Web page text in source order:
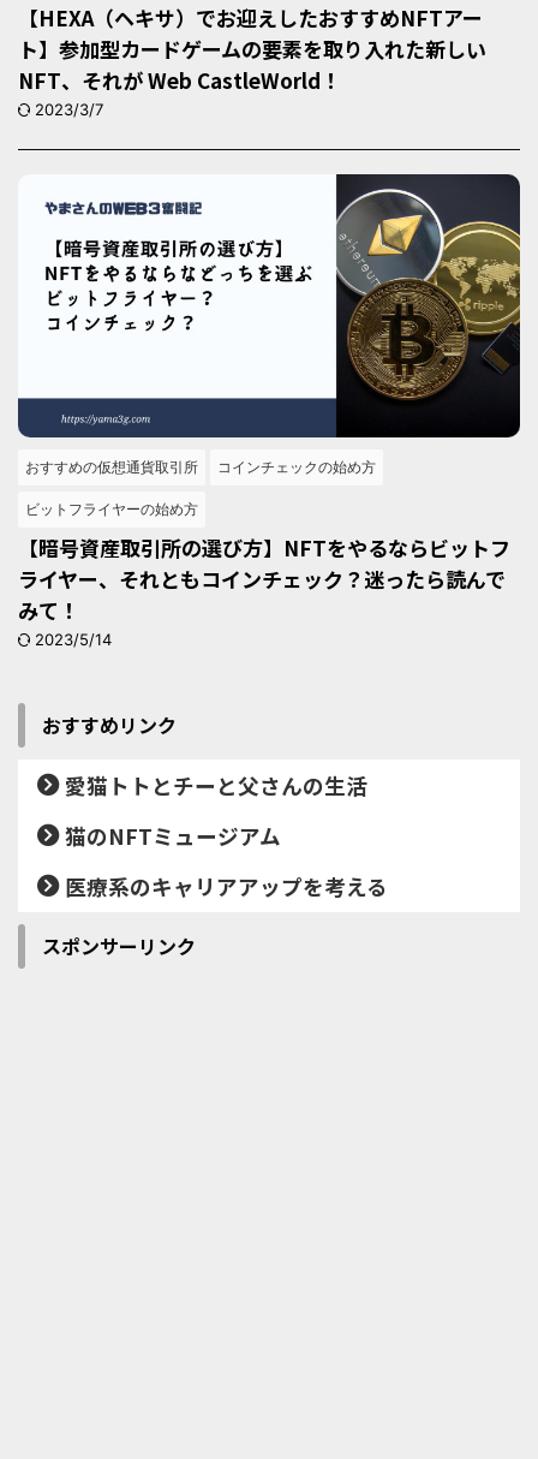
【HEXA（ヘキサ）でお迎えしたおすすめNFTアー
ト】参加型カードゲームの要素を取り入れた新しい
NFT、それが Web CastleWorld！
2023/3/7
おすすめの仮想通貨取引所 コインチェックの始め方
ビットフライヤーの始め方
【暗号資産取引所の選び方】NFTをやるならビットフ
ライヤー、それともコインチェック？迷ったら読んで
みて！
2023/5/14
おすすめリンク
愛猫トトとチーと父さんの生活
猫のNFTミュージアム
医療系のキャリアアップを考える
スポンサーリンク